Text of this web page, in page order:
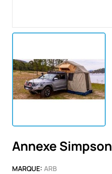
Annexe Simpson
MARQUE: ARB